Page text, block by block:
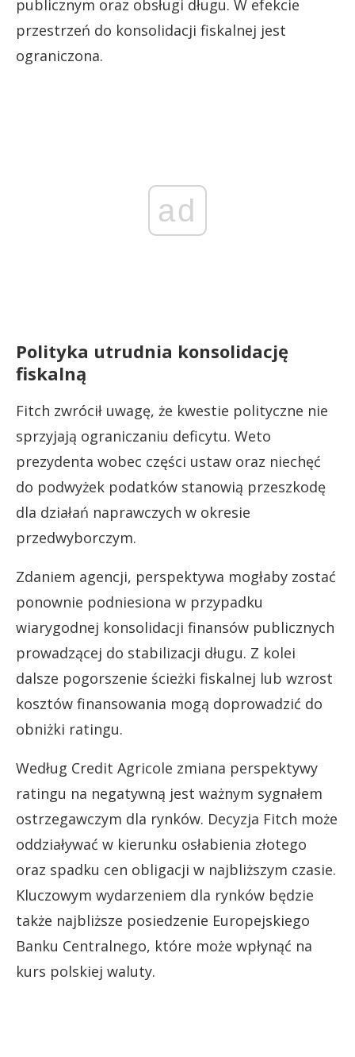
publicznym oraz obsługi długu. W efekcie
przestrzeń do konsolidacji fiskalnej jest
ograniczona.
ad
Polityka utrudnia konsolidację
fiskalną
Fitch zwrócił uwagę, że kwestie polityczne nie
sprzyjają ograniczaniu deficytu. Weto
prezydenta wobec części ustaw oraz niechęć
do podwyżek podatków stanowią przeszkodę
dla działań naprawczych w okresie
przedwyborczym.
Zdaniem agencji, perspektywa mogłaby zostać
ponownie podniesiona w przypadku
wiarygodnej konsolidacji finansów publicznych
prowadzącej do stabilizacji długu. Z kolei
dalsze pogorszenie ścieżki fiskalnej lub wzrost
kosztów finansowania mogą doprowadzić do
obniżki ratingu.
Według Credit Agricole zmiana perspektywy
ratingu na negatywną jest ważnym sygnałem
ostrzegawczym dla rynków. Decyzja Fitch może
oddziaływać w kierunku osłabienia złotego
oraz spadku cen obligacji w najbliższym czasie.
Kluczowym wydarzeniem dla rynków będzie
także najbliższe posiedzenie Europejskiego
Banku Centralnego, które może wpłynąć na
kurs polskiej waluty.